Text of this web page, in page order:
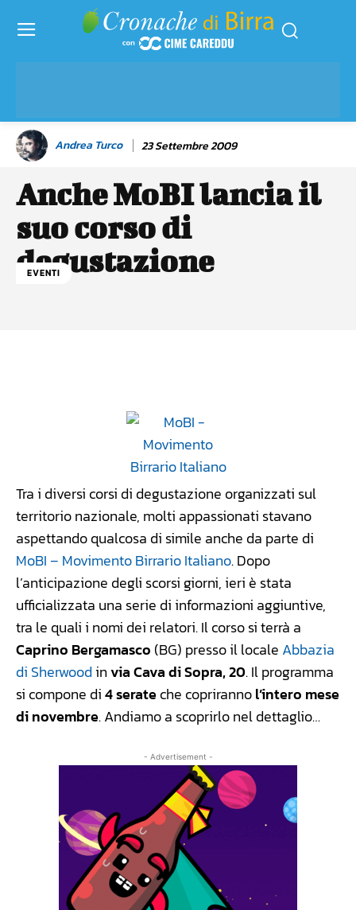
Andrea Turco 23 Settembre 2009
Anche MoBI lancia il
suo corso di
degustazione
EVENTI
Tra i diversi corsi di degustazione organizzati sul
territorio nazionale, molti appassionati stavano
aspettando qualcosa di simile anche da parte di
MoBI – Movimento Birrario Italiano. Dopo
l’anticipazione degli scorsi giorni, ieri è stata
ufficializzata una serie di informazioni aggiuntive,
tra le quali i nomi dei relatori. Il corso si terrà a
Caprino Bergamasco (BG) presso il locale Abbazia
di Sherwoodinvia Cava di Sopra, 20. Il programma
si compone di4 serateche coprirannol’intero mese
di novembre. Andiamo a scoprirlo nel dettaglio…
- Advertisement -